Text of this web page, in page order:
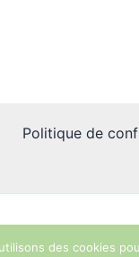
Politique de
des cookies